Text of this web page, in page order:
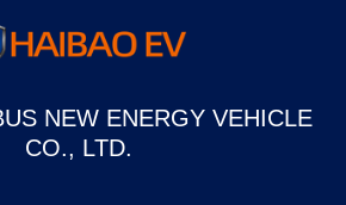
NEW ENERGY VEHICLE
CO., LTD.